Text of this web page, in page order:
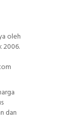
oleh
2006.
dan